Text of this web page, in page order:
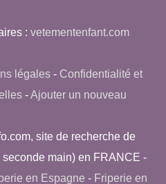
: vetementenfant.com
légales- Confidentialité et
-Ajouter un nouveau
site de recherche de
main) en FRANCE -
en Espagne - Friperie en